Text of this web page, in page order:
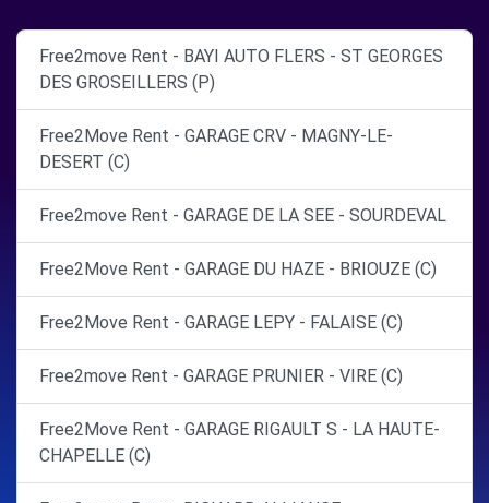
Free2move Rent - BAYI AUTO FLERS - ST GEORGES
DES GROSEILLERS (P)
Free2Move Rent - GARAGE CRV - MAGNY-LE-
DESERT (C)
Free2move Rent - GARAGE DE LA SEE - SOURDEVAL
Free2Move Rent - GARAGE DU HAZE - BRIOUZE (C)
Free2Move Rent - GARAGE LEPY - FALAISE (C)
Free2move Rent - GARAGE PRUNIER - VIRE (C)
Free2Move Rent - GARAGE RIGAULT S - LA HAUTE-
CHAPELLE (C)